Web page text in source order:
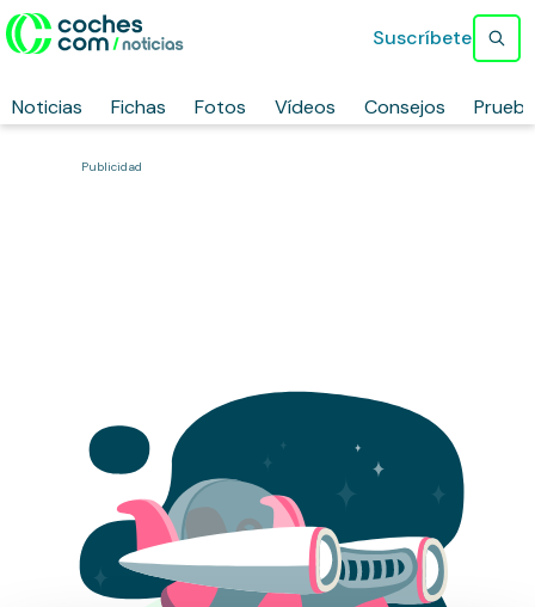
Noticias Fichas Fotos Vídeos Consejos
Suscríbete
Publicidad